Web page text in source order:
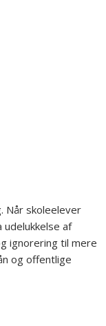
Når skoleelever
af
ignorering til mere
og offentlige